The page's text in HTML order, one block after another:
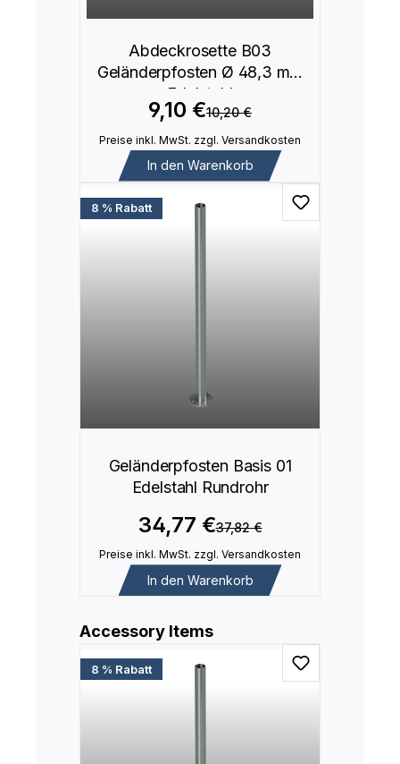
Abdeckrosette B03
Geländerpfosten Ø 48,3 mm
Edelstahl
9,10 €10,20 €
Preise inkl. MwSt. zzgl. Versandkosten
In den Warenkorb
8 % Rabatt
Geländerpfosten Basis 01
Edelstahl Rundrohr
34,77 €37,82 €
Preise inkl. MwSt. zzgl. Versandkosten
In den Warenkorb
Produktgalerie überspringen
Accessory Items
8 % Rabatt